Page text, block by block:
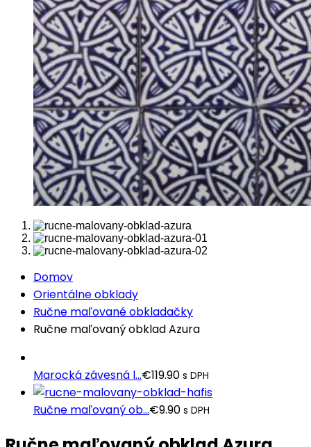
Domov
Orientálne obklady
Ručne maľované obkladačky
Ručne maľovaný obklad Azura
Marocká závesná l...€119.90 s DPH
Ručne maľovaný ob...€9.90 s DPH